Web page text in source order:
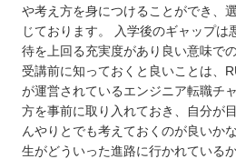
や考え方を身につけることができ、
じております。 入学後のギャップは
待を上回る充実度があり良い意味で
受講前に知っておくと良いことは、
が運営されているエンジニア転職チ
方を事前に取り入れておき、自分が
んやりとでも考えておくのが良いか
生がどういった進路に行かれている